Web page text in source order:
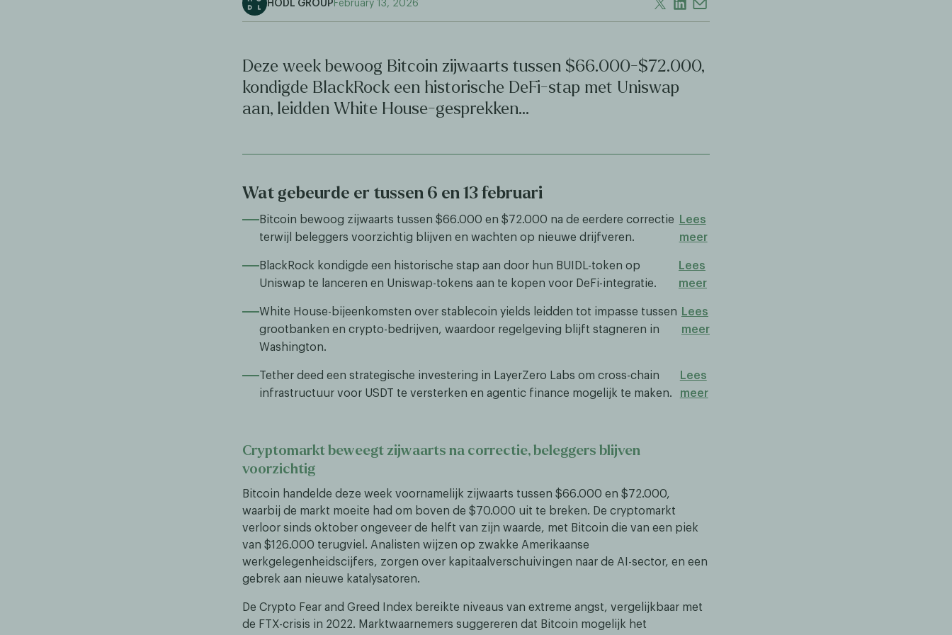
HODL GROUP February 13, 2026
Deze week bewoog Bitcoin zijwaarts tussen $66.000-$72.000,
kondigde BlackRock een historische DeFi-stap met Uniswap
aan, leidden White House-gesprekken…
Wat gebeurde er tussen 6 en 13 februari
Bitcoin bewoog zijwaarts tussen $66.000 en $72.000 na de eerdere correctie
terwijl beleggers voorzichtig blijven en wachten op nieuwe drijfveren.
Lees
meer
BlackRock kondigde een historische stap aan door hun BUIDL-token op
Uniswap te lanceren en Uniswap-tokens aan te kopen voor DeFi-integratie.
Lees
meer
White House-bijeenkomsten over stablecoin yields leidden tot impasse tussen
grootbanken en crypto-bedrijven, waardoor regelgeving blijft stagneren in
Washington.
Lees
meer
Tether deed een strategische investering in LayerZero Labs om cross-chain
infrastructuur voor USDT te versterken en agentic finance mogelijk te maken.
Lees
meer
Cryptomarkt beweegt zijwaarts na correctie, beleggers blijven
voorzichtig
Bitcoin handelde deze week voornamelijk zijwaarts tussen $66.000 en $72.000,
waarbij de markt moeite had om boven de $70.000 uit te breken. De cryptomarkt
verloor sinds oktober ongeveer de helft van zijn waarde, met Bitcoin die van een piek
van $126.000 terugviel. Analisten wijzen op zwakke Amerikaanse
werkgelegenheidscijfers, zorgen over kapitaalverschuivingen naar de AI-sector, en een
gebrek aan nieuwe katalysatoren.
De Crypto Fear and Greed Index bereikte niveaus van extreme angst, vergelijkbaar met
de FTX-crisis in 2022. Marktwaarnemers suggereren dat Bitcoin mogelijk het